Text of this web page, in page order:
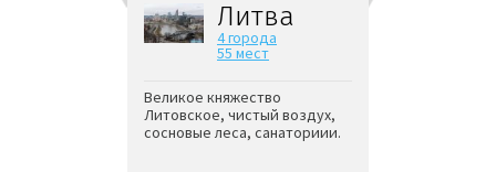
Литва
4 города
55 мест
Великое княжество
Литовское, чистый воздух,
сосновые леса, санаториии.